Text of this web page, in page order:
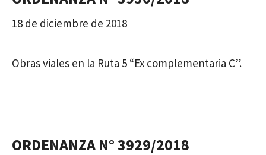
18 de diciembre de 2018
Obras viales en la Ruta 5 “Ex complementaria C”.
ORDENANZA N° 3929/2018